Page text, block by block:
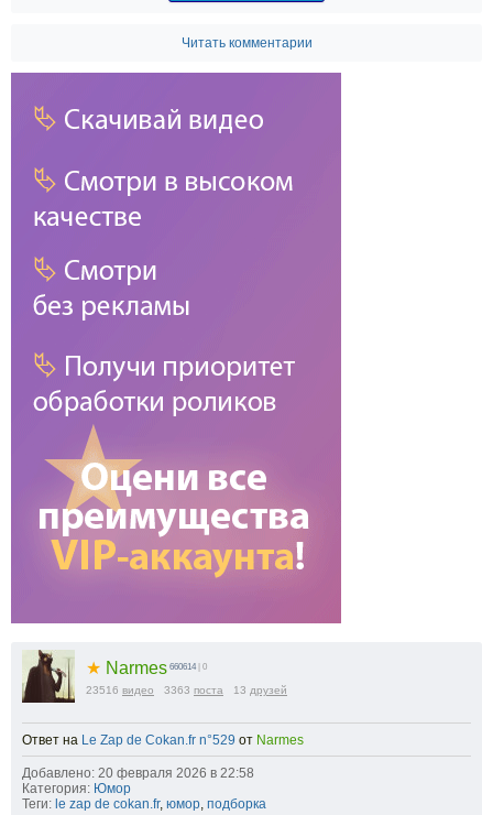
16:30
1x
2x
1.5x
1.25x
1x
0.75x
100%
Масштаб:100 %
-5%
+5%
Читать комментарии
★ Narmes 660614 | 0
23516 видео 3363 поста 13 друзей
Ответ на Le Zap de Cokan.fr n°529 от Narmes
Добавлено: 20 февраля 2026 в 22:58
Категория: Юмор
Теги: le zap de cokan.fr, юмор, подборка